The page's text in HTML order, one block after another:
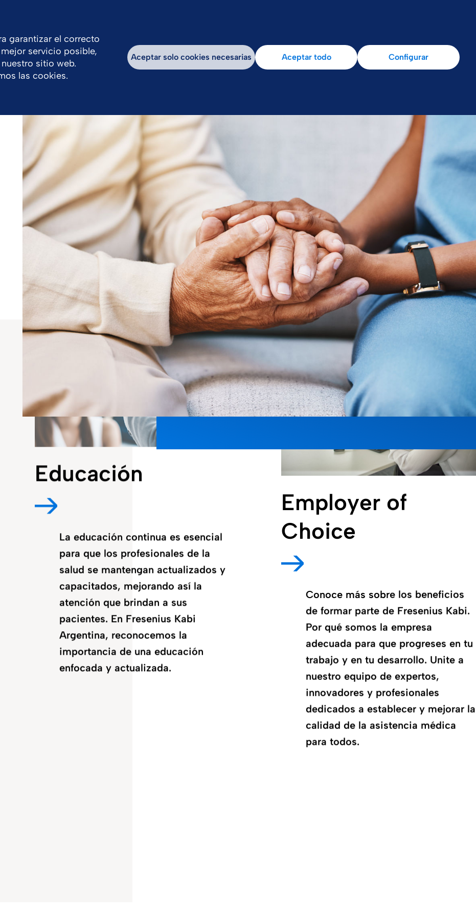
Eventos Productos Educación
Educación
La educación continua es esencial
para que los profesionales de la
salud se mantengan actualizados y
capacitados, mejorando así la
atención que brindan a sus
pacientes. En Fresenius Kabi
Argentina, reconocemos la
importancia de una educación
enfocada y actualizada.
Employer of
Choice
Conoce más sobre los beneficios
de formar parte de Fresenius Kabi.
Por qué somos la empresa
adecuada para que progreses en tu
trabajo y en tu desarrollo. Unite a
nuestro equipo de expertos,
innovadores y profesionales
dedicados a establecer y mejorar la
calidad de la asistencia médica
para todos.
garantizar el correcto
servicio posible,
sitio web.
las cookies.
Aceptar solo cookies necesarias Aceptar todo Configurar